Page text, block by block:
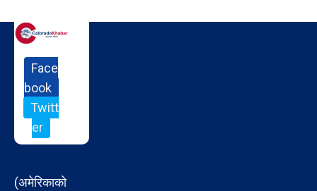
Face
book
Twitt
er
(अमेरिकाको